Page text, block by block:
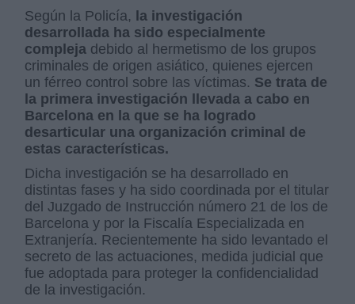
Según la Policía, la investigación
desarrollada ha sido especialmente
compleja debido al hermetismo de los grupos
criminales de origen asiático, quienes ejercen
un férreo control sobre las víctimas. Se trata de
la primera investigación llevada a cabo en
Barcelona en la que se ha logrado
desarticular una organización criminal de
estas características.
Dicha investigación se ha desarrollado en
distintas fases y ha sido coordinada por el titular
del Juzgado de Instrucción número 21 de los de
Barcelona y por la Fiscalía Especializada en
Extranjería. Recientemente ha sido levantado el
secreto de las actuaciones, medida judicial que
fue adoptada para proteger la confidencialidad
de la investigación.